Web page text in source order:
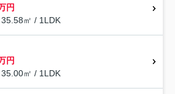
円
㎡ / 1LDK
円
㎡ / 1LDK